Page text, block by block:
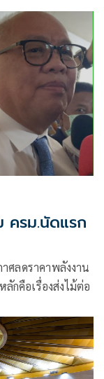
บห.พิจารณา
ครม.นัดแรก
ศลดราคาพลังงาน
กคือเรื่องส่งไม้ต่อ